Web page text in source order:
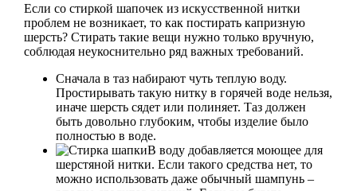
Если со стиркой шапочек из искусственной нитки
проблем не возникает, то как постирать капризную
шерсть? Стирать такие вещи нужно только вручную,
соблюдая неукоснительно ряд важных требований.
Сначала в таз набирают чуть теплую воду.
Простирывать такую нитку в горячей воде нельзя,
иначе шерсть сядет или полиняет. Таз должен
быть довольно глубоким, чтобы изделие было
полностью в воде.
В воду добавляется моющее для
шерстяной нитки. Если такого средства нет, то
можно использовать даже обычный шампунь –